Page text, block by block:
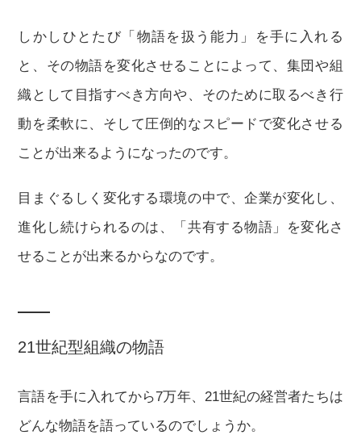
しかしひとたび「物語を扱う能力」を手に入れる
と、その物語を変化させることによって、集団や組
織として目指すべき方向や、そのために取るべき行
動を柔軟に、そして圧倒的なスピードで変化させる
ことが出来るようになったのです。
目まぐるしく変化する環境の中で、企業が変化し、
進化し続けられるのは、「共有する物語」を変化さ
せることが出来るからなのです。
21世紀型組織の物語
言語を手に入れてから7万年、21世紀の経営者たちは
どんな物語を語っているのでしょうか。